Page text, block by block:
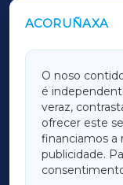
ACORUÑAXA
O noso
é
veraz,
ofrecer este
financiamos a
publicidade.
OUTROS